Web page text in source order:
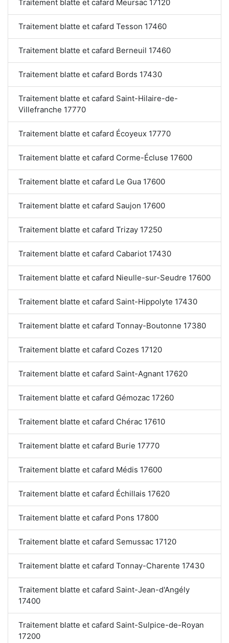
Traitement blatte et cafard Meursac 17120
Traitement blatte et cafard Tesson 17460
Traitement blatte et cafard Berneuil 17460
Traitement blatte et cafard Bords 17430
Traitement blatte et cafard Saint-Hilaire-de-
Villefranche 17770
Traitement blatte et cafard Écoyeux 17770
Traitement blatte et cafard Corme-Écluse 17600
Traitement blatte et cafard Le Gua 17600
Traitement blatte et cafard Saujon 17600
Traitement blatte et cafard Trizay 17250
Traitement blatte et cafard Cabariot 17430
Traitement blatte et cafard Nieulle-sur-Seudre 17600
Traitement blatte et cafard Saint-Hippolyte 17430
Traitement blatte et cafard Tonnay-Boutonne 17380
Traitement blatte et cafard Cozes 17120
Traitement blatte et cafard Saint-Agnant 17620
Traitement blatte et cafard Gémozac 17260
Traitement blatte et cafard Chérac 17610
Traitement blatte et cafard Burie 17770
Traitement blatte et cafard Médis 17600
Traitement blatte et cafard Échillais 17620
Traitement blatte et cafard Pons 17800
Traitement blatte et cafard Semussac 17120
Traitement blatte et cafard Tonnay-Charente 17430
Traitement blatte et cafard Saint-Jean-d'Angély
17400
Traitement blatte et cafard Saint-Sulpice-de-Royan
17200